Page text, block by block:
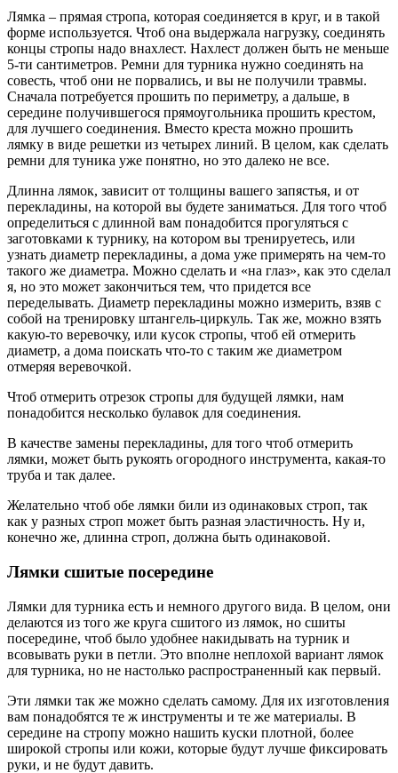
Лямка – прямая стропа, которая соединяется в круг, и в такой
форме используется. Чтоб она выдержала нагрузку, соединять
концы стропы надо внахлест. Нахлест должен быть не меньше
5-ти сантиметров. Ремни для турника нужно соединять на
совесть, чтоб они не порвались, и вы не получили травмы.
Сначала потребуется прошить по периметру, а дальше, в
середине получившегося прямоугольника прошить крестом,
для лучшего соединения. Вместо креста можно прошить
лямку в виде решетки из четырех линий. В целом, как сделать
ремни для туника уже понятно, но это далеко не все.
Длинна лямок, зависит от толщины вашего запястья, и от
перекладины, на которой вы будете заниматься. Для того чтоб
определиться с длинной вам понадобится прогуляться с
заготовками к турнику, на котором вы тренируетесь, или
узнать диаметр перекладины, а дома уже примерять на чем-то
такого же диаметра. Можно сделать и «на глаз», как это сделал
я, но это может закончиться тем, что придется все
переделывать. Диаметр перекладины можно измерить, взяв с
собой на тренировку штангель-циркуль. Так же, можно взять
какую-то веревочку, или кусок стропы, чтоб ей отмерить
диаметр, а дома поискать что-то с таким же диаметром
отмеряя веревочкой.
Чтоб отмерить отрезок стропы для будущей лямки, нам
понадобится несколько булавок для соединения.
В качестве замены перекладины, для того чтоб отмерить
лямки, может быть рукоять огородного инструмента, какая-то
труба и так далее.
Желательно чтоб обе лямки били из одинаковых строп, так
как у разных строп может быть разная эластичность. Ну и,
конечно же, длинна строп, должна быть одинаковой.
Лямки сшитые посередине
Лямки для турника есть и немного другого вида. В целом, они
делаются из того же круга сшитого из лямок, но сшиты
посередине, чтоб было удобнее накидывать на турник и
всовывать руки в петли. Это вполне неплохой вариант лямок
для турника, но не настолько распространенный как первый.
Эти лямки так же можно сделать самому. Для их изготовления
вам понадобятся те ж инструменты и те же материалы. В
середине на стропу можно нашить куски плотной, более
широкой стропы или кожи, которые будут лучше фиксировать
руки, и не будут давить.